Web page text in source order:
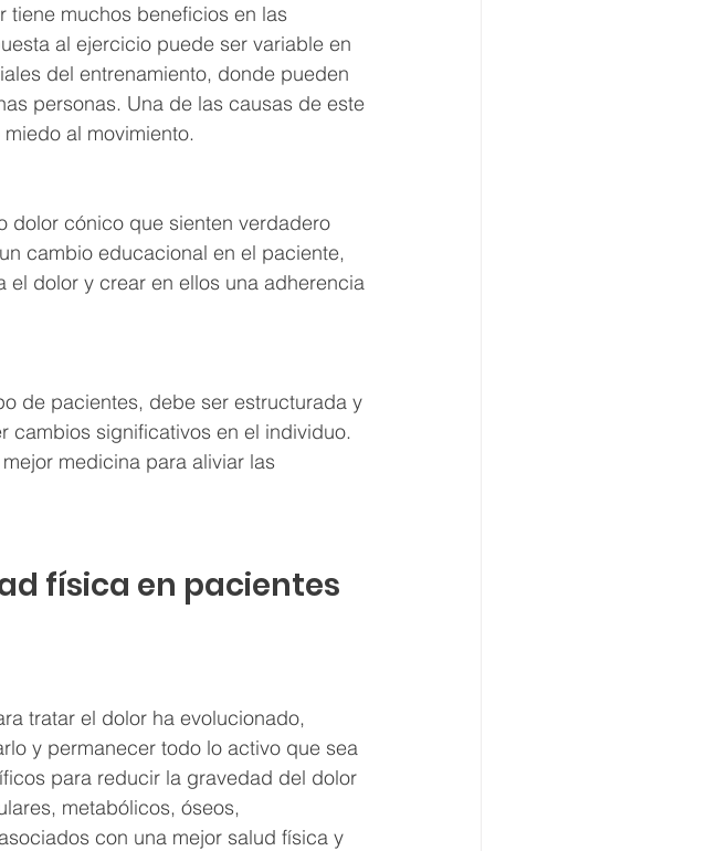
tiene muchos beneficios en las
al ejercicio puede ser variable en
del entrenamiento, donde pueden
personas. Una de las causas de este
al movimiento.
dolor cónico que sienten verdadero
cambio educacional en el paciente,
dolor y crear en ellos una adherencia
de pacientes, debe ser estructurada y
cambios significativos en el individuo.
medicina para aliviar las
física en pacientes
tratar el dolor ha evolucionado,
y permanecer todo lo activo que sea
para reducir la gravedad del dolor
metabólicos, óseos,
con una mejor salud física y